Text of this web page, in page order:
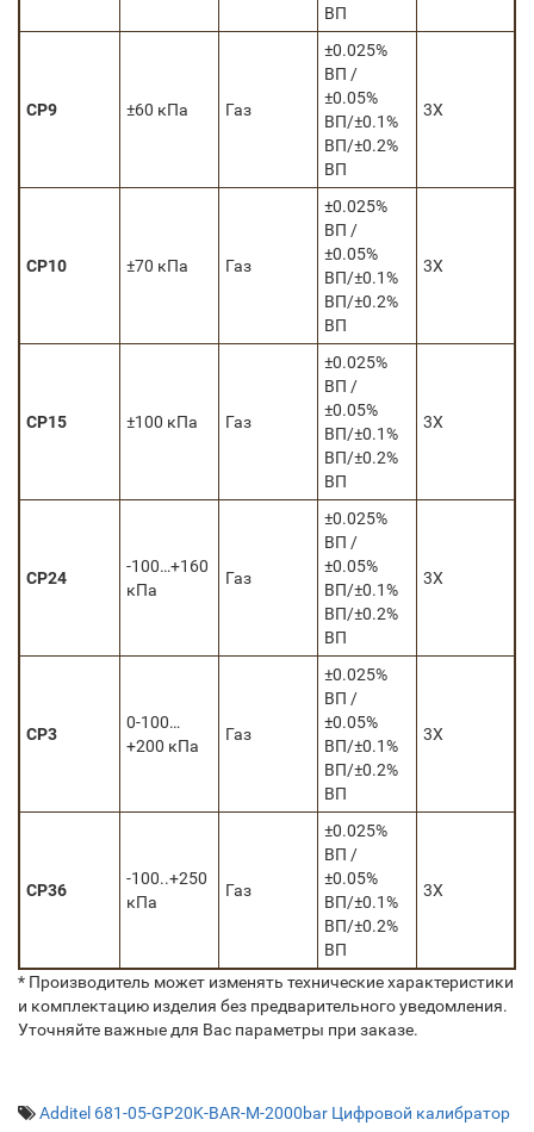
ВП
CP9 ±60 кПа Газ
±0.025%
ВП /
±0.05%
ВП/±0.1%
ВП/±0.2%
ВП
3Х
CP10 ±70 кПа Газ
±0.025%
ВП /
±0.05%
ВП/±0.1%
ВП/±0.2%
ВП
3Х
CP15 ±100 кПа Газ
±0.025%
ВП /
±0.05%
ВП/±0.1%
ВП/±0.2%
ВП
3Х
CP24
-100…+160
кПа
Газ
±0.025%
ВП /
±0.05%
ВП/±0.1%
ВП/±0.2%
ВП
3Х
CP3
0-100…
+200 кПа
Газ
±0.025%
ВП /
±0.05%
ВП/±0.1%
ВП/±0.2%
ВП
3Х
CP36
-100..+250
кПа
Газ
±0.025%
ВП /
±0.05%
ВП/±0.1%
ВП/±0.2%
ВП
3Х
* Производитель может изменять технические характеристики
и комплектацию изделия без предварительного уведомления.
Уточняйте важные для Вас параметры при заказе.
Additel 681-05-GP20K-BAR-M-2000bar Цифровой калибратор